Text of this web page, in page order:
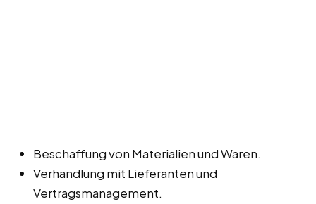
Beschaffung von Materialien und Waren.
Verhandlung mit Lieferanten und
Vertragsmanagement.